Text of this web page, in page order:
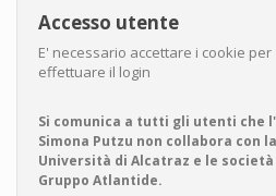
Accesso utente
E' necessario accettare i cookie per
effettuare il login
Si comunica a tutti gli utenti che
Simona Putzu non collabora con
Università di Alcatraz e le società
Gruppo Atlantide.